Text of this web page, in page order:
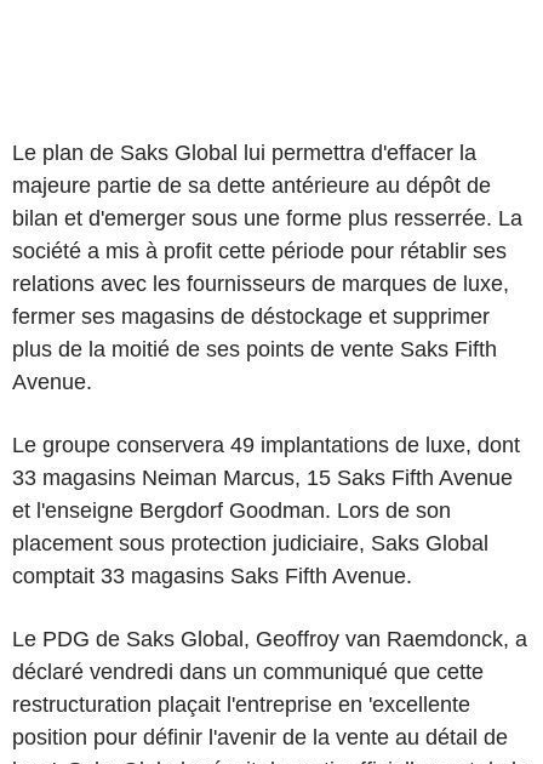
Le plan de Saks Global lui permettra d'effacer la
majeure partie de sa dette antérieure au dépôt de
bilan et d'emerger sous une forme plus resserrée. La
société a mis à profit cette période pour rétablir ses
relations avec les fournisseurs de marques de luxe,
fermer ses magasins de déstockage et supprimer
plus de la moitié de ses points de vente Saks Fifth
Avenue.
Le groupe conservera 49 implantations de luxe, dont
33 magasins Neiman Marcus, 15 Saks Fifth Avenue
et l'enseigne Bergdorf Goodman. Lors de son
placement sous protection judiciaire, Saks Global
comptait 33 magasins Saks Fifth Avenue.
Le PDG de Saks Global, Geoffroy van Raemdonck, a
déclaré vendredi dans un communiqué que cette
restructuration plaçait l'entreprise en 'excellente
position pour définir l'avenir de la vente au détail de